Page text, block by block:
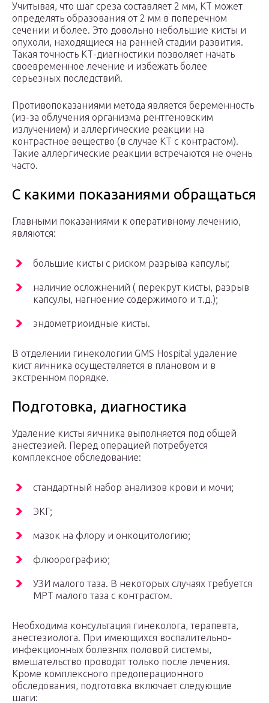
Учитывая, что шаг среза составляет 2 мм, КТ может
определять образования от 2 мм в поперечном
сечении и более. Это довольно небольшие кисты и
опухоли, находящиеся на ранней стадии развития.
Такая точность КТ-диагностики позволяет начать
своевременное лечение и избежать более
серьезных последствий.
Противопоказаниями метода является беременность
(из-за облучения организма рентгеновским
излучением) и аллергические реакции на
контрастное вещество (в случае КТ с контрастом).
Такие аллергические реакции встречаются не очень
часто.
С какими показаниями обращаться
Главными показаниями к оперативному лечению,
являются:
большие кисты с риском разрыва капсулы;
наличие осложнений ( перекрут кисты, разрыв
капсулы, нагноение содержимого и т.д.);
эндометриоидные кисты.
В отделении гинекологии GMS Hospital удаление
кист яичника осуществляется в плановом и в
экстренном порядке.
Подготовка, диагностика
Удаление кисты яичника выполняется под общей
анестезией. Перед операцией потребуется
комплексное обследование:
стандартный набор анализов крови и мочи;
ЭКГ;
мазок на флору и онкоцитологию;
флюорографию;
УЗИ малого таза. В некоторых случаях требуется
МРТ малого таза с контрастом.
Необходима консультация гинеколога, терапевта,
анестезиолога. При имеющихся воспалительно-
инфекционных болезнях половой системы,
вмешательство проводят только после лечения.
Кроме комплексного предоперационного
обследования, подготовка включает следующие
шаги: